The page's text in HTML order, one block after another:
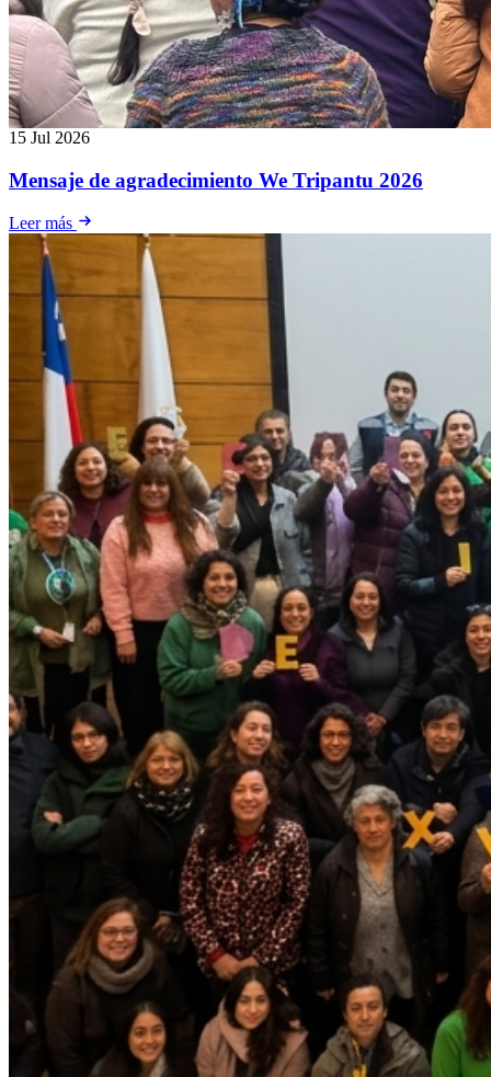
15 Jul 2026
Mensaje de agradecimiento We Tripantu 2026
Leer más